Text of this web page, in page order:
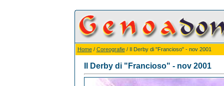
Home/ Coreografie/ Il Derby di "Francioso" - nov 2001
Il Derby di "Francioso" - nov 2001